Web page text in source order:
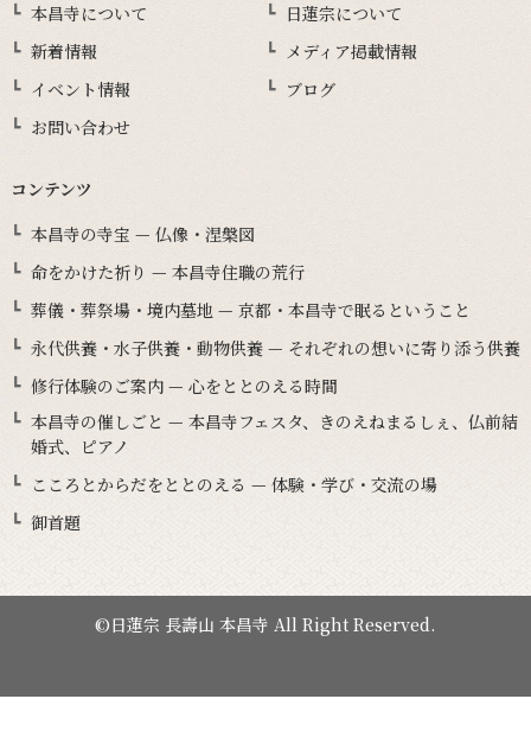
本昌寺について
日蓮宗について
新着情報
メディア掲載情報
イベント情報
ブログ
お問い合わせ
コンテンツ
本昌寺の寺宝 — 仏像・涅槃図
命をかけた祈り — 本昌寺住職の荒行
葬儀・葬祭場・境内墓地 — 京都・本昌寺で眠るということ
永代供養・水子供養・動物供養 — それぞれの想いに寄り添う供養
修行体験のご案内 — 心をととのえる時間
本昌寺の催しごと — 本昌寺フェスタ、きのえねまるしぇ、仏前結
婚式、ピアノ
こころとからだをととのえる — 体験・学び・交流の場
御首題
©日蓮宗 長壽山 本昌寺 All Right Reserved.